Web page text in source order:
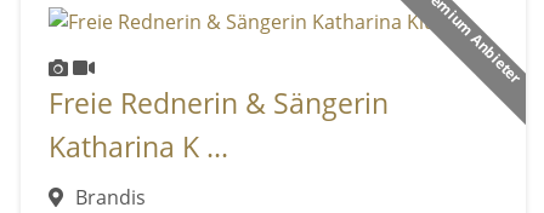
Premium Anbieter
Freie Rednerin & Sängerin
Katharina K ...
Brandis